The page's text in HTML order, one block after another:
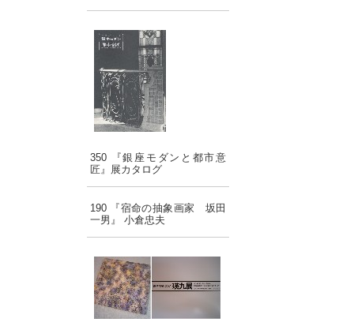
350 『銀座モダンと都市意
匠』展カタログ
190 『宿命の抽象画家 坂田
一男』 小倉忠夫